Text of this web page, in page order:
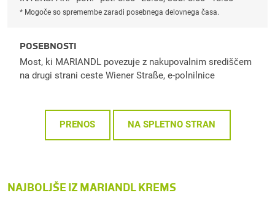
* Mogoče so spremembe zaradi posebnega delovnega časa.
POSEBNOSTI
Most, ki MARIANDL povezuje z nakupovalnim središčem
na drugi strani ceste Wiener Straße, e-polnilnice
PRENOS NA SPLETNO STRAN
NAJBOLJŠE IZ MARIANDL KREMS